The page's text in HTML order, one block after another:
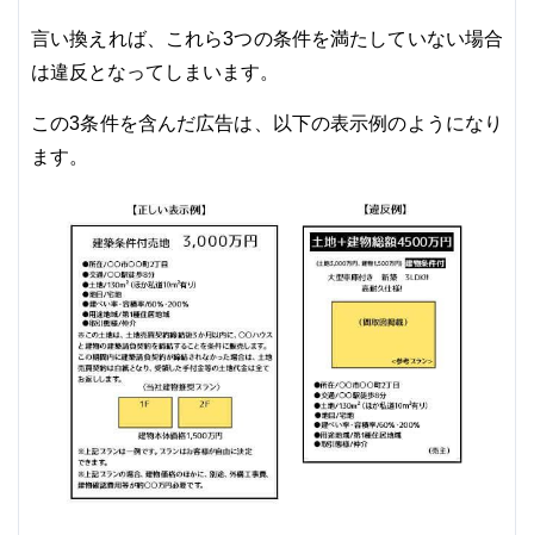
言い換えれば、これら3つの条件を満たしていない場合
は違反となってしまいます。
この3条件を含んだ広告は、以下の表示例のようになり
ます。